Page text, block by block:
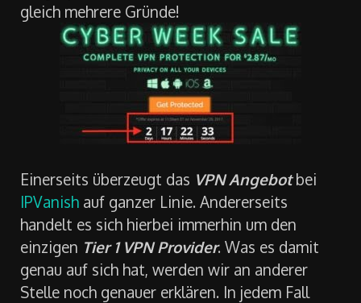
gleich mehrere Gründe!
Einerseits überzeugt das VPN Angebotbei
IPVanish auf ganzer Linie. Andererseits
handelt es sich hierbei immerhin um den
einzigen Tier 1 VPN Provider. Was es damit
genau auf sich hat, werden wir an anderer
Stelle noch genauer erklären. In jedem Fall